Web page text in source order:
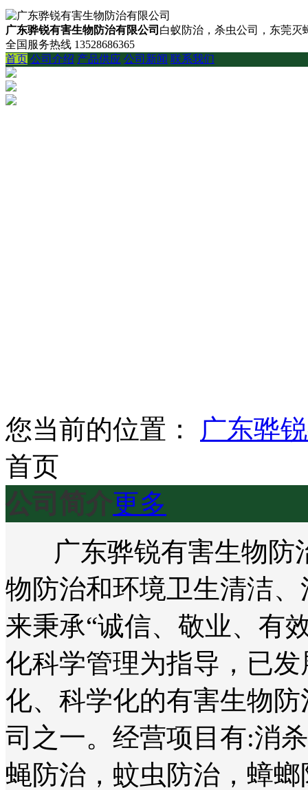
广东骅锐有害生物防治有限公司 白蚁防治，杀虫公司，东莞灭
全国服务热线 13528686365
首页 公司介绍 产品供应 公司新闻 联系我们
您当前的位置：
广东骅
首页
公司简介更多
广东骅锐有害生物防
物防治和环境卫生清洁
来秉承“诚信、敬业、有
化科学管理为指导，已
化、科学化的有害生物
司之一。经营项目有:消
蝇防治，蚊虫防治，蟑